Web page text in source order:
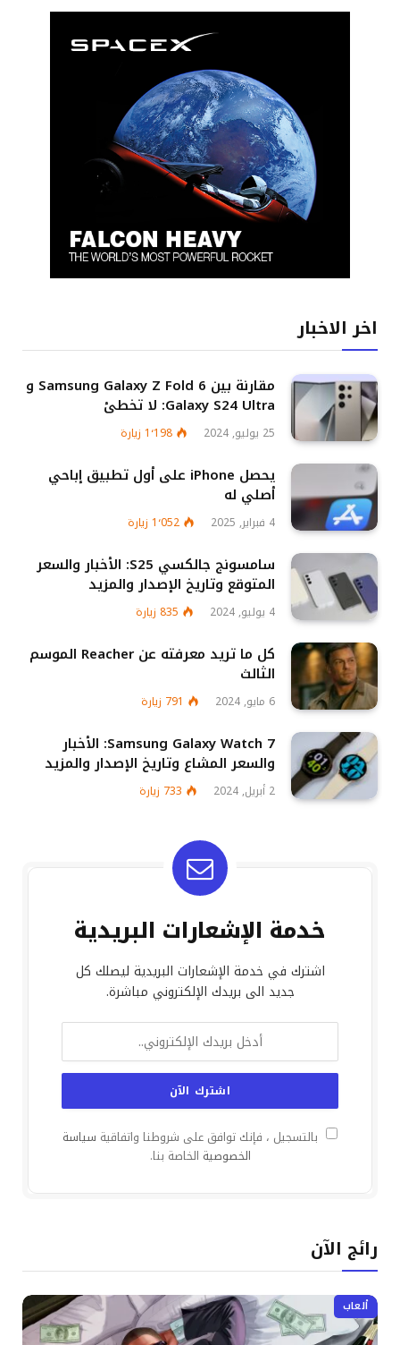
اخر الاخبار
مقارنة بين Samsung Galaxy Z Fold 6 و
Galaxy S24 Ultra: لا تخطئ
25 يوليو, 2024 1٬198 زيارة
يحصل iPhone على أول تطبيق إباحي
أصلي له
4 فبراير, 2025 1٬052 زيارة
سامسونج جالكسي S25: الأخبار والسعر
المتوقع وتاريخ الإصدار والمزيد
4 يوليو, 2024 835 زيارة
كل ما تريد معرفته عن Reacher الموسم
الثالث
6 مايو, 2024 791 زيارة
Samsung Galaxy Watch 7: الأخبار
والسعر المشاع وتاريخ الإصدار والمزيد
2 أبريل, 2024 733 زيارة
خدمة الإشعارات البريدية
اشترك في خدمة الإشعارات البريدية ليصلك كل
جديد الى بريدك الإلكتروني مباشرة.
بالتسجيل ، فإنك توافق على شروطنا واتفاقية سياسة
الخصوصية الخاصة بنا.
رائج الآن
ألعاب